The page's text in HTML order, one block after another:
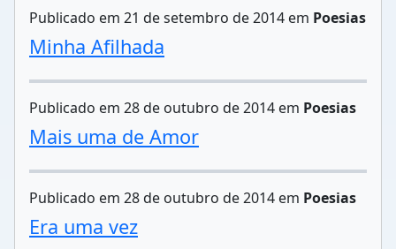
Publicado em 21 de setembro de 2014 em Poesias
Minha Afilhada
Publicado em 28 de outubro de 2014 em Poesias
Mais uma de Amor
Publicado em 28 de outubro de 2014 em Poesias
Era uma vez